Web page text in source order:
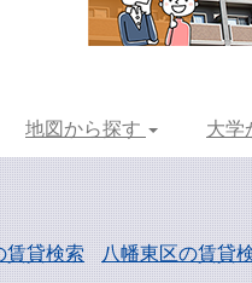
地図から探す 大学
賃貸検索 八幡東区の賃貸